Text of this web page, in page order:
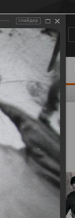
ФИЛИАЛЫ
слайдер